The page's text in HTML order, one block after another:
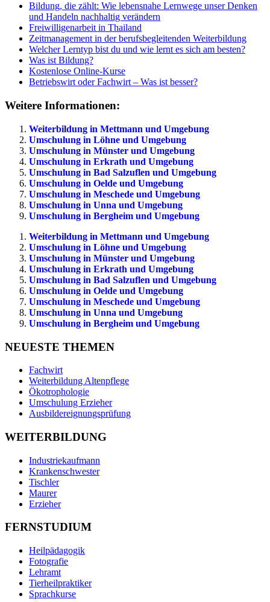
Bildung, die zählt: Wie lebensnahe Lernwege unser Denken
und Handeln nachhaltig verändern
Freiwilligenarbeit in Thailand
Zeitmanagement in der berufsbegleitenden Weiterbildung
Welcher Lerntyp bist du und wie lernt es sich am besten?
Was ist Bildung?
Kostenlose Online-Kurse
Betriebswirt oder Fachwirt – Was ist besser?
Weitere Informationen:
Weiterbildung in Mettmann und Umgebung
Umschulung in Löhne und Umgebung
Umschulung in Münster und Umgebung
Umschulung in Erkrath und Umgebung
Umschulung in Bad Salzuflen und Umgebung
Umschulung in Oelde und Umgebung
Umschulung in Meschede und Umgebung
Umschulung in Unna und Umgebung
Umschulung in Bergheim und Umgebung
Weiterbildung in Mettmann und Umgebung
Umschulung in Löhne und Umgebung
Umschulung in Münster und Umgebung
Umschulung in Erkrath und Umgebung
Umschulung in Bad Salzuflen und Umgebung
Umschulung in Oelde und Umgebung
Umschulung in Meschede und Umgebung
Umschulung in Unna und Umgebung
Umschulung in Bergheim und Umgebung
NEUESTE THEMEN
Fachwirt
Weiterbildung Altenpflege
Ökotrophologie
Umschulung Erzieher
Ausbildereignungsprüfung
WEITERBILDUNG
Industriekaufmann
Krankenschwester
Tischler
Maurer
Erzieher
FERNSTUDIUM
Heilpädagogik
Fotografie
Lehramt
Tierheilpraktiker
Sprachkurse